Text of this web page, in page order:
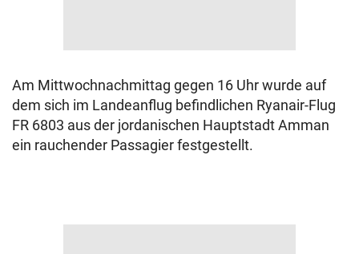
Am Mittwochnachmittag gegen 16 Uhr wurde auf
dem sich im Landeanflug befindlichen Ryanair-Flug
FR 6803 aus der jordanischen Hauptstadt Amman
ein rauchender Passagier festgestellt.